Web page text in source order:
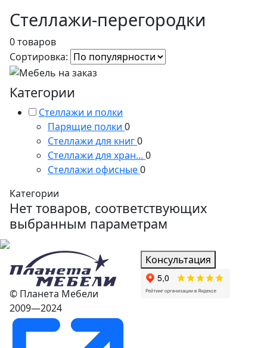
Стеллажи-перегородки
0 товаров
Сортировка:
Категории
Стеллажи и полки
Парящие полки 0
Стеллажи для книг0
Стеллажи для хран... 0
Стеллажи офисные0
Категории
Нет товаров, соответствующих
выбранным параметрам
© Планета Мебели
2009—2024
Консультация